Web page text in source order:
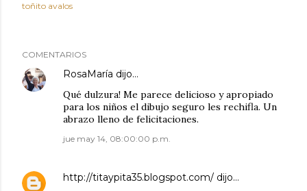
toñito avalos
COMENTARIOS
RosaMaría dijo…
Qué dulzura! Me parece delicioso y apropiado
para los niños el dibujo seguro les rechifla. Un
abrazo lleno de felicitaciones.
jue may 14, 08:00:00 p.m.
http://titaypita35.blogspot.com/ dijo…